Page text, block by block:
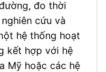
đo thời
cứu và
hệ thống hoạt
kết hợp với hệ
Mỹ hoặc các hệ